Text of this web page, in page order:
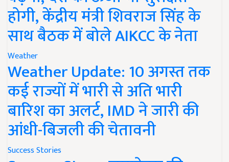
होगी, केंद्रीय मंत्री शिवराज सिंह के
साथ बैठक में बोले AIKCC के नेता
Weather
Weather Update: 10 अगस्त तक
कई राज्यों में भारी से अति भारी
बारिश का अलर्ट, IMD ने जारी की
आंधी-बिजली की चेतावनी
Success Stories